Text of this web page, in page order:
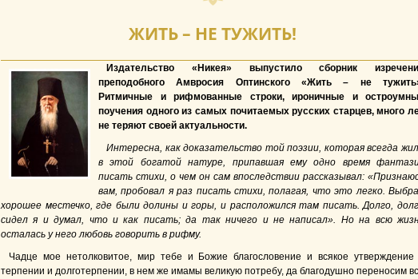
ЖИТЬ – НЕ ТУЖИТЬ!
Издательство «Никея» выпустило сборник
преподобного Амвросия Оптинского «Жить – не
Ритмичные и рифмованные строки, ироничные и
поучения одного из самых почитаемых русских старцев, много
не теряют своей актуальности.
Интересна, как доказательство той поэзии, которая всегда
в этой богатой натуре, припавшая ему одно время
писать стихи, о чем он сам впоследствии рассказывал:
вам, пробовал я раз писать стихи, полагая, что это легко.
хорошее местечко, где были долины и горы, и расположился там писать. Долго,
сидел я и думал, что и как писать; да так ничего и не написал». Но на всю
осталась у него любовь говорить в рифму.
Чадце мое нетолковитое, мир тебе и Божие благословение и всякое утверждение
терпении и долготерпении, в нем же имамы великую потребу, да благодушно переносим